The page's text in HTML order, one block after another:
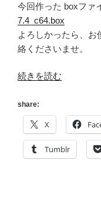
グ]”
の
今回作った boxファ
7.4_c64.box
よろしかったら、お
絡くださいませ。
“[Vagrant]
の
Vagrant
BOX
作
続きを読む
share:
X
Tumblr